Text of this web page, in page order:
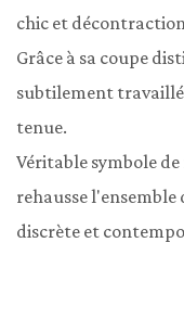
chic et
Grâce à sa coupe
subtilement
tenue.
Véritable symbole
rehausse l'ensemble
discrète et